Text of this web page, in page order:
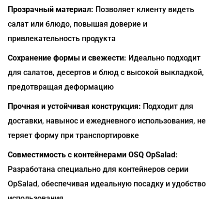
Прозрачный материал: Позволяет клиенту видеть
салат или блюдо, повышая доверие и
привлекательность продукта
Сохранение формы и свежести: Идеально подходит
для салатов, десертов и блюд с высокой выкладкой,
предотвращая деформацию
Прочная и устойчивая конструкция: Подходит для
доставки, навынос и ежедневного использования, не
теряет форму при транспортировке
Совместимость с контейнерами OSQ OpSalad:
Разработана специально для контейнеров серии
OpSalad, обеспечивая идеальную посадку и удобство